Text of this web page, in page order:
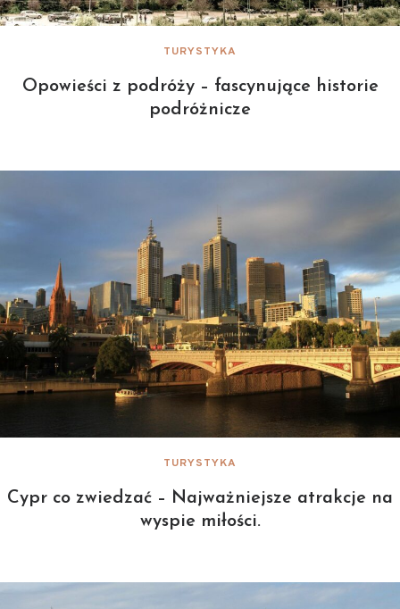
TURYSTYKA
Opowieści z podróży – fascynujące historie
podróżnicze
TURYSTYKA
Cypr co zwiedzać – Najważniejsze atrakcje na
wyspie miłości.